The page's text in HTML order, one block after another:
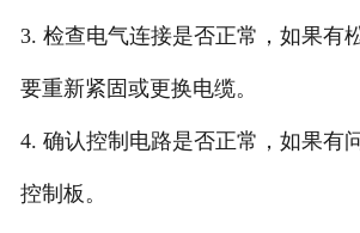
3. 检查电气连接是否正常，如果有
要重新紧固或更换电缆。
4. 确认控制电路是否正常，如果有
控制板。